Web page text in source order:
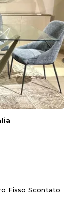
Fisso Scontato